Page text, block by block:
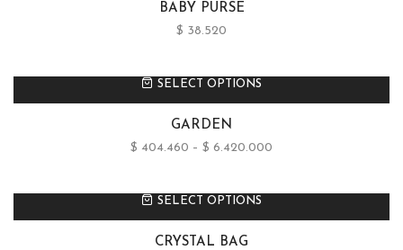
BABY PURSE
$ 38.520
SELECT OPTIONS
GARDEN
$ 404.460 – $ 6.420.000
SELECT OPTIONS
CRYSTAL BAG